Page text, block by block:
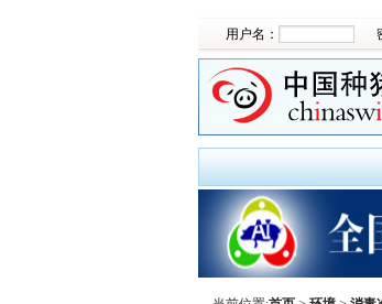
用户名：